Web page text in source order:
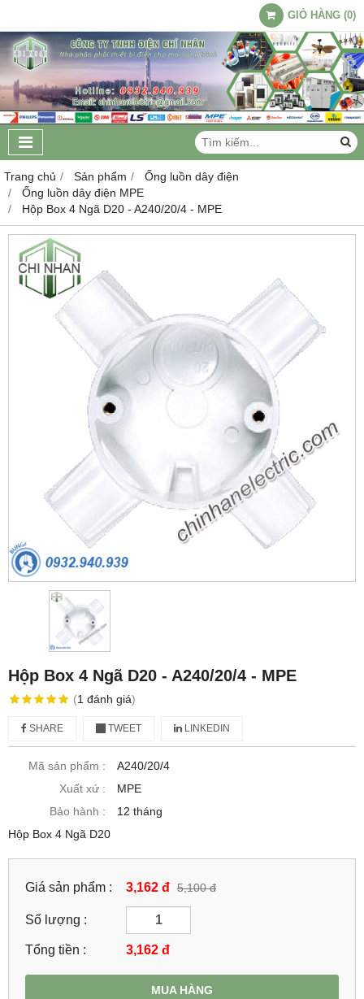
GIỎ HÀNG (0)
Trang chủ Sản phẩm
Ống luồn dây điện
Ống luồn dây điện MPE
Hộp Box 4 Ngã D20 - A240/20/4 - MPE
Hộp Box 4 Ngã D20 - A240/20/4 - MPE
(1 đánh giá)
SHARE TWEET LINKEDIN
Mã sản phẩm :
A240/20/4
Xuất xứ :
MPE
Bảo hành :
12 tháng
Hộp Box 4 Ngã D20
Giá sản phẩm : 3,162 đ 5,100 đ
Số lượng :
Tổng tiền : 3,162 đ
MUA HÀNG